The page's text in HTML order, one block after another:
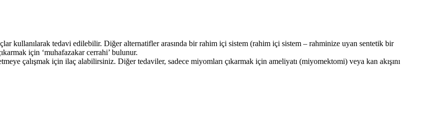
kullanılarak tedavi edilebilir. Diğer alternatifler arasında bir rahim içi sistem (rahim içi sistem – rahminize uyan sentetik bir
için ‘muhafazakar cerrahi’ bulunur.
çalışmak için ilaç alabilirsiniz. Diğer tedaviler, sadece miyomları çıkarmak için ameliyatı (miyomektomi) veya kan akışını